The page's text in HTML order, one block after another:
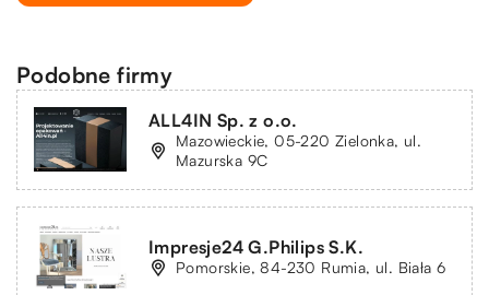
Podobne firmy
ALL4IN Sp. z o.o.
Mazowieckie, 05-220 Zielonka, ul.
Mazurska 9C
Impresje24 G.Philips S.K.
Pomorskie, 84-230 Rumia, ul. Biała 6